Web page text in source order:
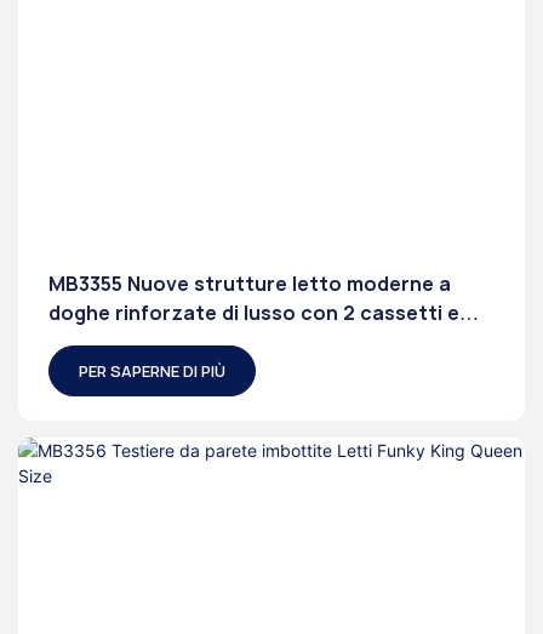
MB3355 Nuove strutture letto moderne a
doghe rinforzate di lusso con 2 cassetti e
testiera
PER SAPERNE DI PIÙ